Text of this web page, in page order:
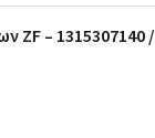
ZF – 1315307140 /